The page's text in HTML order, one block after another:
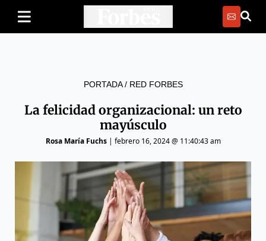
PORTADA/ RED FORBES
La felicidad organizacional: un reto
mayúsculo
Rosa María Fuchs| febrero 16, 2024 @ 11:40:43 am